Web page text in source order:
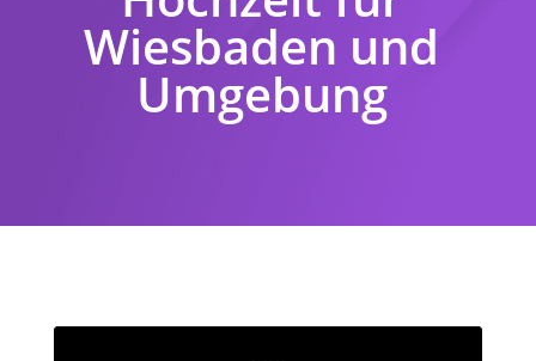
Wiesbaden und
Umgebung